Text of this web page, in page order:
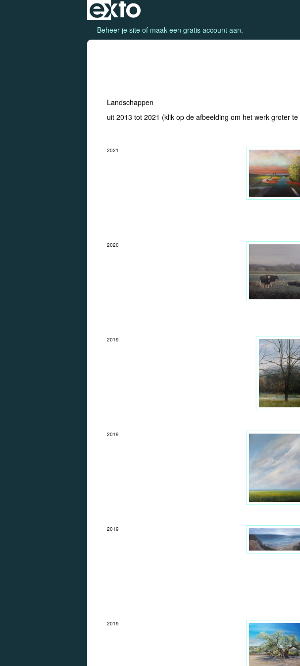
Beheer je site of maak een gratis account aan.
Landschappen
uit 2013 tot 2021 (klik op de afbeelding om het werk groter te
2021
2020
2019
2019
2019
2019